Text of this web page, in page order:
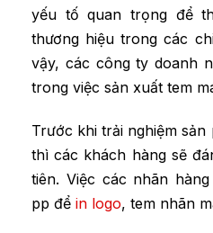
yếu tố quan trọng để
thương hiệu trong các
vậy, các công ty doanh
trong việc sản xuất tem
Trước khi trải nghiệm
thì các khách hàng sẽ
tiên. Việc các nhãn
pp để in logo, tem nhãn